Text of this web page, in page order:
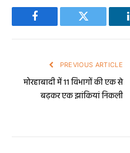
Facebook Twitter
PREVIOUS ARTICLE
मोरहाबादी में 11 विभागों की एक से
बढ़कर एक झांकियां निकली